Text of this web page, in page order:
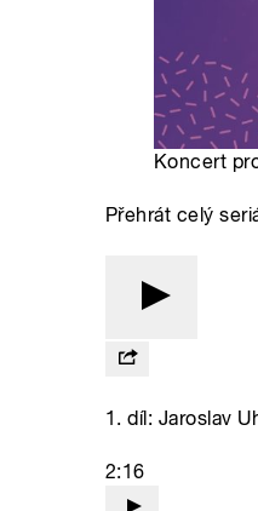
Koncert
Přehrát celý
1. díl: Jaroslav
2:16